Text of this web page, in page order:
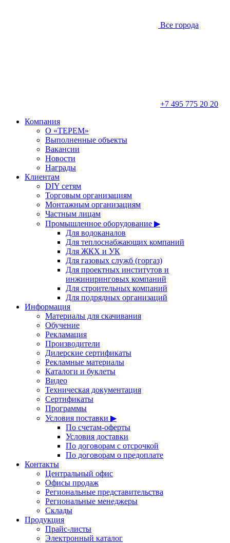
Все города
+7 495 775 20 20
Компания
О «ТЕРЕМ»
Выполненные объекты
Вакансии
Новости
Награды
Клиентам
DIY сетям
Торговым организациям
Монтажным организациям
Частным лицам
Промышленное оборудование ▶
Для водоканалов
Для теплоснабжающих компаний
Для ЖКХ и УК
Для газовых служб (горгаз)
Для проектных институтов и
инжиниринговых компаний
Для строительных компаний
Для подрядных организаций
Информация
Материалы для скачивания
Обучение
Рекламация
Производители
Дилерские сертификаты
Рекламные материалы
Каталоги и буклеты
Видео
Техническая документация
Сертификаты
Программы
Условия поставки ▶
По счетам-оферты
Условия доставки
По договорам с отсрочкой
По договорам о предоплате
Контакты
Центральный офис
Офисы продаж
Региональные представительства
Региональные менеджеры
Склады
Продукция
Прайс-листы
Электронный каталог